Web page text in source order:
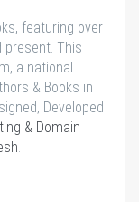
featuring over
present. This
a national
& Books in
Developed
& Domain
.